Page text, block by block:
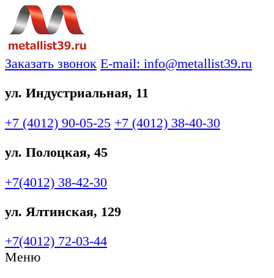
Заказать звонок E-mail: info@metallist39.ru
ул. Индустриальная, 11
+7 (4012) 90-05-25 +7 (4012) 38-40-30
ул. Полоцкая, 45
+7(4012) 38-42-30
ул. Ялтинская, 129
+7(4012) 72-03-44
Меню